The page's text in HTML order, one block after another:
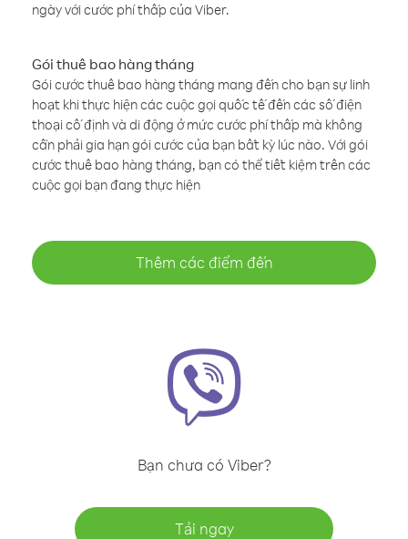
ngày với cước phí thấp của Viber.
Gói thuê bao hàng tháng
Gói cước thuê bao hàng tháng mang đến cho bạn sự linh
hoạt khi thực hiện các cuộc gọi quốc tế đến các số điện
thoại cố định và di động ở mức cước phí thấp mà không
cần phải gia hạn gói cước của bạn bất kỳ lúc nào. Với gói
cước thuê bao hàng tháng, bạn có thể tiết kiệm trên các
cuộc gọi bạn đang thực hiện
Thêm các điểm đến
Bạn chưa có Viber?
Tải ngay